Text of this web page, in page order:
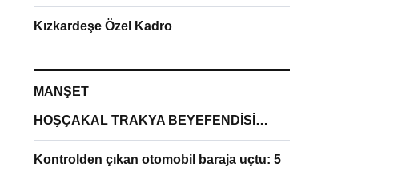
Kızkardeşe Özel Kadro
MANŞET
HOŞÇAKAL TRAKYA BEYEFENDİSİ…
Kontrolden çıkan otomobil baraja uçtu: 5